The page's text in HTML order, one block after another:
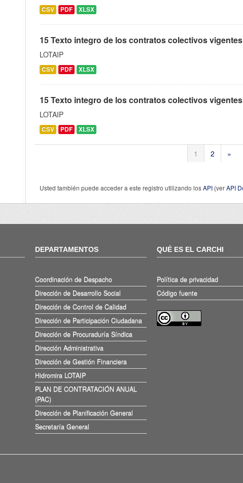
CSV PDF XLSX
15 Texto integro de los contratos colectivos
LOTAIP
CSV PDF XLSX
15 Texto integro de los contratos colectivos
LOTAIP
CSV PDF XLSX
1 2 »
Usted también puede acceder a este registro utilizando losAPI (verAPI
DEPARTAMENTOS
Coordinación de Despacho
Dirección de Desarrollo Social
Dirección de Control de Calidad
Dirección de Participación Ciudadana
Dirección de Procuraduría Síndica
Dirección Administrativa
Dirección de Gestión Financiera
Hidromira LOTAIP
PLAN DE CONTRATACIÓN ANUAL
(PAC)
Dirección de Planificación General
Secretaría General
QUÉ ES EL CARCHI
Política de privacidad
Código fuente